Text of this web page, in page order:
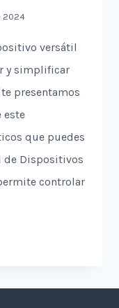
2024
versátil
y simplificar
presentamos
este
que puedes
de Dispositivos
controlar